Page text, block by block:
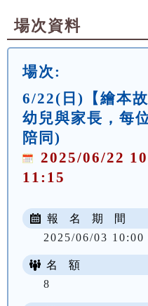
場次資料
場次:
6/22(日)【繪本
幼兒與家長，每
陪同)
2025/06/22
11:15
報 名 期 間
2025/06/03
名 額
8